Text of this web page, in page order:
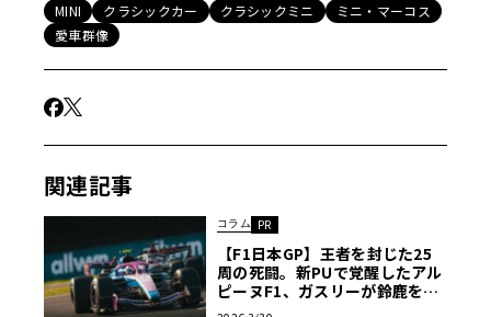
年放置のキットカーをネットで落札し、復活への道
10台以上もミニを乗り継いでいるというオーナーのマサさ
んが、10代後半からずっと気になっていたというクルマを
半ば諦めかけていたという。ところが、なんとネットオー
き確認したところ、20年ほど放置されていたクルマとのこ
とだが、価格によってはということでオークションに参加
し落札に至ったという。そのクルマとは、1992年式ミニ・
MINI クラシックカー クラシックミニ
ミニ・マーコス
愛車群像
関連記事
コラム PR
【F1日本GP】王者を封じた25
周の死闘。新PUで覚醒したアル
ピーヌF1、ガスリーが鈴鹿を沸
かせた日〈PR〉